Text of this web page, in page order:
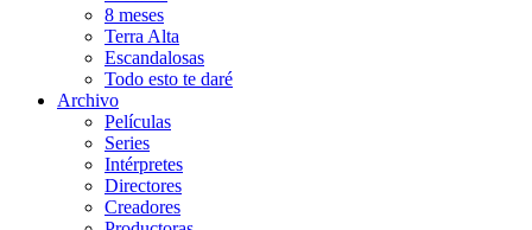
8 meses
Terra Alta
Escandalosas
Todo esto te daré
Archivo
Películas
Series
Intérpretes
Directores
Creadores